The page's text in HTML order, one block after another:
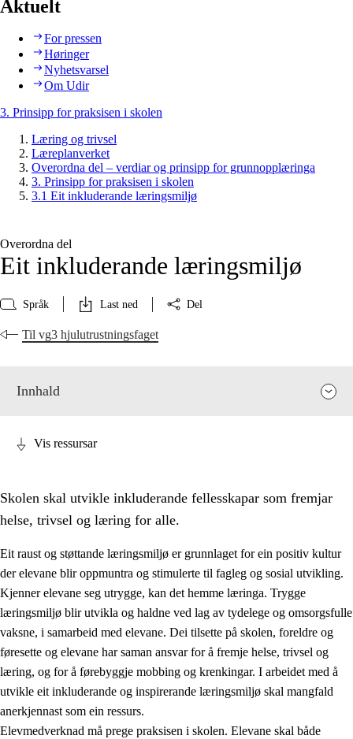
Aktuelt
For pressen
Høringer
Nyhetsvarsel
Om Udir
3. Prinsipp for praksisen i skolen
Læring og trivsel
Læreplanverket
Overordna del – verdiar og prinsipp for grunnopplæringa
3. Prinsipp for praksisen i skolen
3.1 Eit inkluderande læringsmiljø
Overordna del
Eit inkluderande læringsmiljø
Språk Last ned Del
Til vg3 hjulutrustningsfaget
Innhald
3. Prinsipp for praksisen i skolen
3.1 Eit inkluderande læringsmiljø
Vis ressursar
Skolen skal utvikle inkluderande fellesskapar som fremjar
helse, trivsel og læring for alle.
Eit raust og støttande læringsmiljø er grunnlaget for ein positiv kultur
der elevane blir oppmuntra og stimulerte til fagleg og sosial utvikling.
Kjenner elevane seg utrygge, kan det hemme læringa. Trygge
læringsmiljø blir utvikla og haldne ved lag av tydelege og omsorgsfulle
vaksne, i samarbeid med elevane. Dei tilsette på skolen, foreldre og
føresette og elevane har saman ansvar for å fremje helse, trivsel og
læring, og for å førebyggje mobbing og krenkingar. I arbeidet med å
utvikle eit inkluderande og inspirerande læringsmiljø skal mangfald
anerkjennast som ein ressurs.
Elevmedverknad må prege praksisen i skolen. Elevane skal både